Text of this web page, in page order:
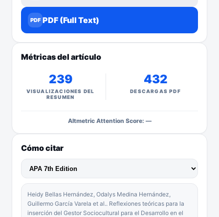
PDF PDF (Full Text)
Métricas del artículo
239
VISUALIZACIONES DEL
RESUMEN
432
DESCARGAS PDF
Altmetric Attention Score: —
Cómo citar
Heidy Bellas Hernández, Odalys Medina Hernández,
Guillermo García Varela et al.. Reflexiones teóricas para la
inserción del Gestor Sociocultural para el Desarrollo en el